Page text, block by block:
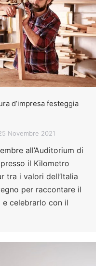
d’impresa festeggia
Novembre 2021
all’Auditorium di
il Kilometro
tra i valori dell’Italia
per raccontare il
e celebrarlo con il